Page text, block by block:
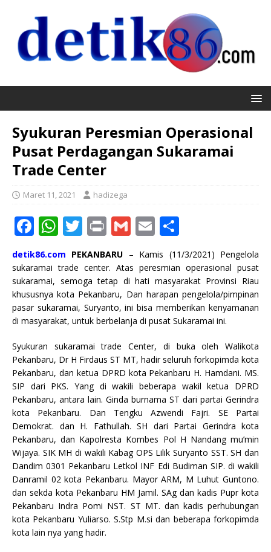
Syukuran Peresmian Operasional
Pusat Perdagangan Sukaramai
Trade Center
Maret 11, 2021 hadizega
F
a
c
e
b
o
o
k
W
at
s
A
p
p
T
w
it
te
r
P
ri
n
t
G
m
ai
l
E
m
ai
l
h
ar
e
detik86.com PEKANBARU – Kamis (11/3/2021) Pengelola
sukaramai trade center. Atas peresmian operasional pusat
sukaramai, semoga tetap di hati masyarakat Provinsi Riau
khususnya kota Pekanbaru, Dan harapan pengelola/pimpinan
pasar sukaramai, Suryanto, ini bisa memberikan kenyamanan
di masyarakat, untuk berbelanja di pusat Sukaramai ini.
Syukuran sukaramai trade Center, di buka oleh Walikota
Pekanbaru, Dr H Firdaus ST MT, hadir seluruh forkopimda kota
Pekanbaru, dan ketua DPRD kota Pekanbaru H. Hamdani. MS.
SIP dari PKS. Yang di wakili beberapa wakil ketua DPRD
Pekanbaru, antara lain. Ginda burnama ST dari partai Gerindra
kota Pekanbaru. Dan Tengku Azwendi Fajri. SE Partai
Demokrat. dan H. Fathullah. SH dari Partai Gerindra kota
Pekanbaru, dan Kapolresta Kombes Pol H Nandang mu’min
Wijaya. SIK MH di wakili Kabag OPS Lilik Suryanto SST. SH dan
Dandim 0301 Pekanbaru Letkol INF Edi Budiman SIP. di wakili
Danramil 02 kota Pekanbaru. Mayor ARM, M Luhut Guntono.
dan sekda kota Pekanbaru HM Jamil. SAg dan kadis Pupr kota
Pekanbaru Indra Pomi NST. ST MT. dan kadis perhubungan
kota Pekanbaru Yuliarso. S.Stp M.si dan beberapa forkopimda
kota lain nya yang hadir.